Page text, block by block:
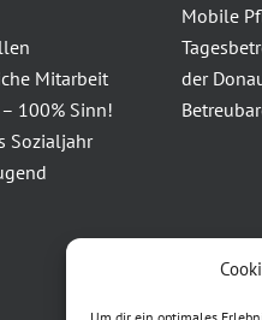
Mitarbeit
100% Sinn!
Sozialjahr
Mobile
der